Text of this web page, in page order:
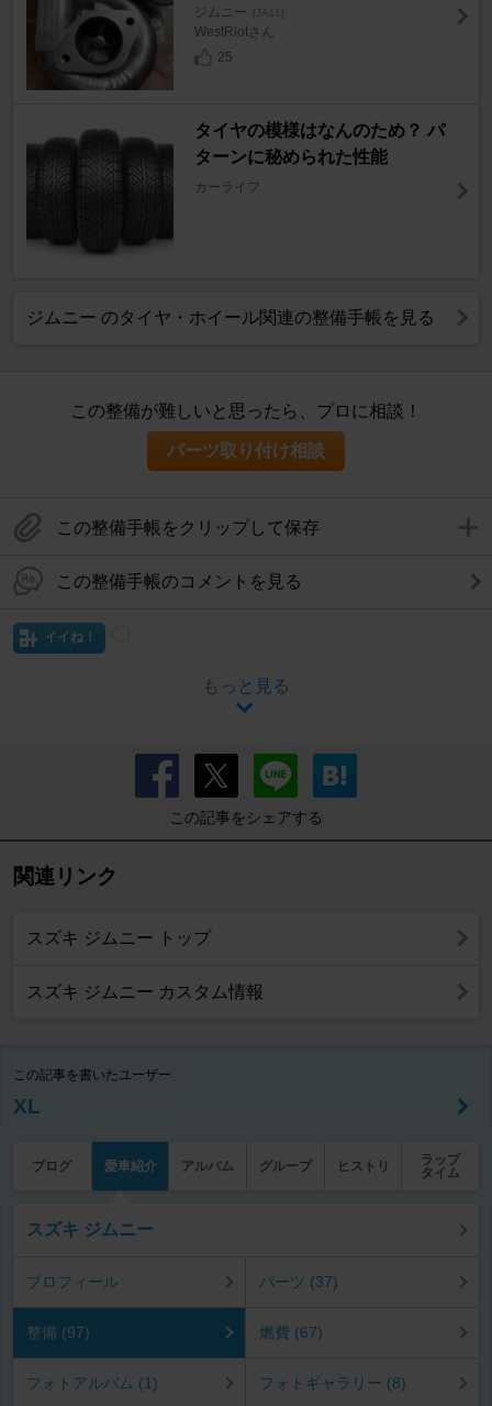
ジムニー [JA11]
WestRiotさん
25
タイヤの模様はなんのため？ パ
ターンに秘められた性能
カーライフ
ジムニー のタイヤ・ホイール関連の整備手帳を見る
この整備が難しいと思ったら、プロに相談！
パーツ取り付け相談
この整備手帳をクリップして保存
この整備手帳のコメントを見る
イイね！
もっと見る
この記事をシェアする
関連リンク
スズキ ジムニー トップ
スズキ ジムニー カスタム情報
この記事を書いたユーザー
XL
ブログ 愛車紹介 アルバム グループ ヒストリ
ラップ
タイム
スズキ ジムニー
プロフィール パーツ (37)
整備 (97) 燃費 (67)
フォトアルバム (1) フォトギャラリー (8)